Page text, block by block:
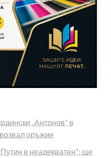
„Антонов“ в
оръжие
Путин е неадекватен“: ще